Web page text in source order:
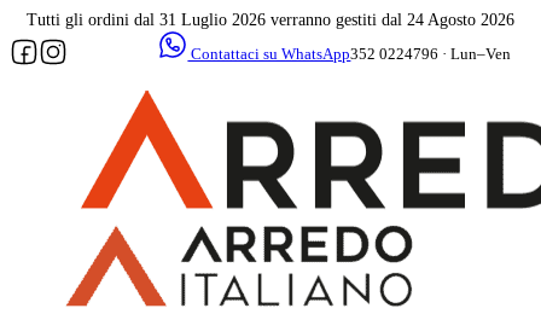
Tutti gli ordini dal 31 Luglio 2026 verranno gestiti dal 24 Agosto 2026
Contattaci su WhatsApp352 0224796 · Lun–Ven